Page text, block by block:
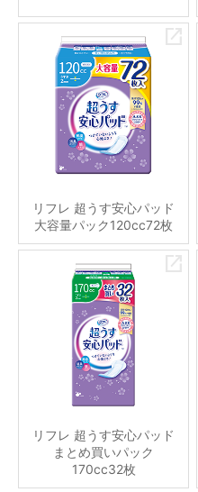
リフレ 超うす安心パッド
大容量パック120cc72枚
リフレ 超うす安心パッド
まとめ買いパック
170cc32枚